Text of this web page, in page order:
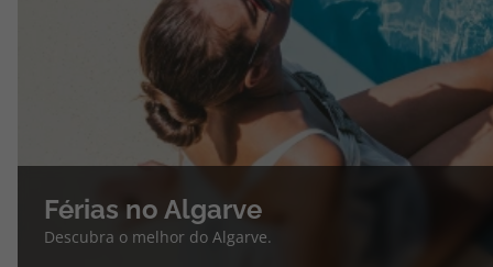
Férias no Algarve
Descubra o melhor do Algarve.